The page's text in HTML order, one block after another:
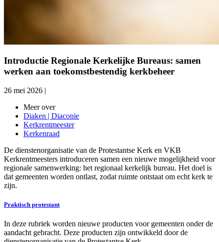
Introductie Regionale Kerkelijke Bureaus: samen
werken aan toekomstbestendig kerkbeheer
26 mei 2026 |
Meer over
Diaken | Diaconie
Kerkrentmeester
Kerkenraad
De dienstenorganisatie van de Protestantse Kerk en VKB
Kerkrentmeesters introduceren samen een nieuwe mogelijkheid voor
regionale samenwerking: het regionaal kerkelijk bureau. Het doel is
dat gemeenten worden ontlast, zodat ruimte ontstaat om echt kerk te
zijn.
Praktisch protestant
In deze rubriek worden nieuwe producten voor gemeenten onder de
aandacht gebracht. Deze producten zijn ontwikkeld door de